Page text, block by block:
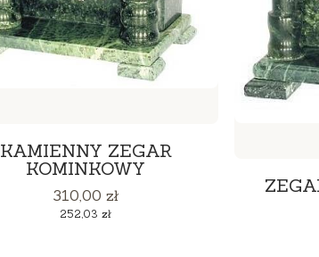
KAMIENNY ZEGAR
KOMINKOWY
Cena
310,00 zł
Cena
252,03 zł